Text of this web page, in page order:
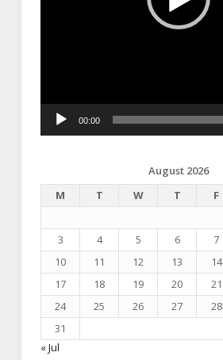
00:00
August 2026
M
T W T F
3
4 5 6 7
10
11 12 13 14
17
18 19 20 21
24
25 26 27 28
31
« Jul